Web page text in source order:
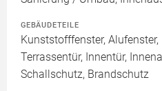
GEBÄUDETEILE
Kunststofffenster,
Terrassentür, Innentür,
Schallschutz, Brandschutz